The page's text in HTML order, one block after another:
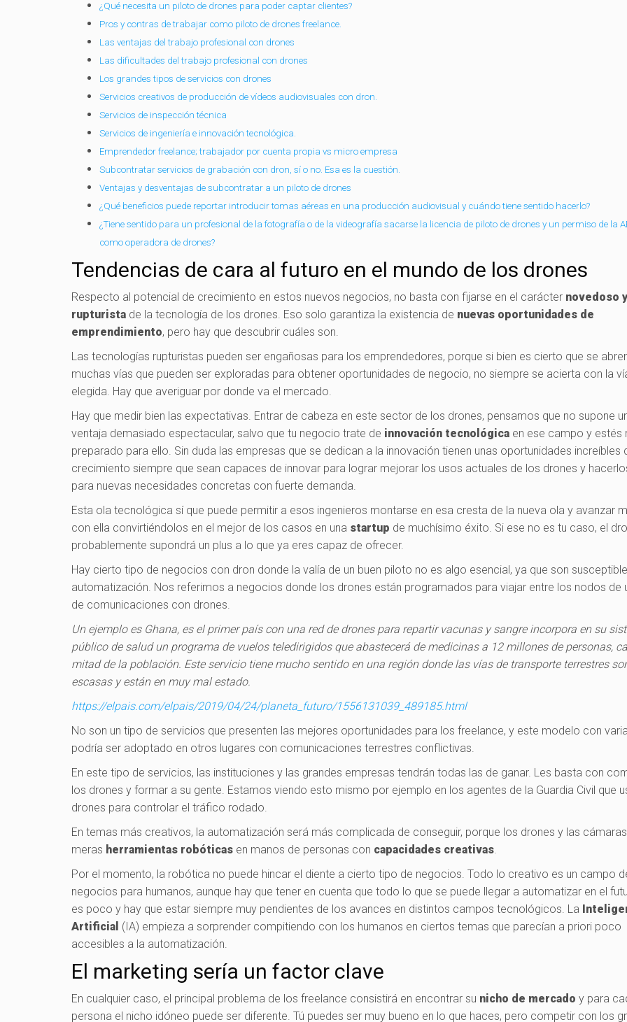
¿Qué necesita un piloto de drones para poder captar clientes?
Pros y contras de trabajar como piloto de drones freelance.
Las ventajas del trabajo profesional con drones
Las dificultades del trabajo profesional con drones
Los grandes tipos de servicios con drones
Servicios creativos de producción de vídeos audiovisuales con dron.
Servicios de inspección técnica
Servicios de ingeniería e innovación tecnológica.
Emprendedor freelance; trabajador por cuenta propia vs micro empresa
Subcontratar servicios de grabación con dron, sí o no. Esa es la cuestión.
Ventajas y desventajas de subcontratar a un piloto de drones
¿Qué beneficios puede reportar introducir tomas aéreas en una producción audiovisual y cuándo tiene sentido hacerlo?
¿Tiene sentido para un profesional de la fotografía o de la videografía sacarse la licencia de piloto de drones y un permiso de la
como operadora de drones?
Tendencias de cara al futuro en el mundo de los drones
Respecto al potencial de crecimiento en estos nuevos negocios, no basta con fijarse en el carácter novedoso y
rupturista de la tecnología de los drones. Eso solo garantiza la existencia de nuevas oportunidades de
emprendimiento, pero hay que descubrir cuáles son.
Las tecnologías rupturistas pueden ser engañosas para los emprendedores, porque si bien es cierto que se
muchas vías que pueden ser exploradas para obtener oportunidades de negocio, no siempre se acierta con la
elegida. Hay que averiguar por donde va el mercado.
Hay que medir bien las expectativas. Entrar de cabeza en este sector de los drones, pensamos que no supone
ventaja demasiado espectacular, salvo que tu negocio trate de innovación tecnológica en ese campo y estés
preparado para ello. Sin duda las empresas que se dedican a la innovación tienen unas oportunidades increíbles
crecimiento siempre que sean capaces de innovar para lograr mejorar los usos actuales de los drones y
para nuevas necesidades concretas con fuerte demanda.
Esta ola tecnológica sí que puede permitir a esos ingenieros montarse en esa cresta de la nueva ola y avanzar
con ella convirtiéndolos en el mejor de los casos en una startup de muchísimo éxito. Si ese no es tu caso, el
probablemente supondrá un plus a lo que ya eres capaz de ofrecer.
Hay cierto tipo de negocios con dron donde la valía de un buen piloto no es algo esencial, ya que son
automatización. Nos referimos a negocios donde los drones están programados para viajar entre los nodos de
de comunicaciones con drones.
Un ejemplo es Ghana, es el primer país con una red de drones para repartir vacunas y sangre incorpora en su
público de salud un programa de vuelos teledirigidos que abastecerá de medicinas a 12 millones de personas,
mitad de la población. Este servicio tiene mucho sentido en una región donde las vías de transporte terrestres
escasas y están en muy mal estado.
https://elpais.com/elpais/2019/04/24/planeta_futuro/1556131039_489185.html
No son un tipo de servicios que presenten las mejores oportunidades para los freelance, y este modelo con
podría ser adoptado en otros lugares con comunicaciones terrestres conflictivas.
En este tipo de servicios, las instituciones y las grandes empresas tendrán todas las de ganar. Les basta con
los drones y formar a su gente. Estamos viendo esto mismo por ejemplo en los agentes de la Guardia Civil que
drones para controlar el tráfico rodado.
En temas más creativos, la automatización será más complicada de conseguir, porque los drones y las
meras herramientas robóticas en manos de personas con capacidades creativas.
Por el momento, la robótica no puede hincar el diente a cierto tipo de negocios. Todo lo creativo es un campo
negocios para humanos, aunque hay que tener en cuenta que todo lo que se puede llegar a automatizar en el
es poco y hay que estar siempre muy pendientes de los avances en distintos campos tecnológicos. La
Artificial (IA) empieza a sorprender compitiendo con los humanos en ciertos temas que parecían a priori poco
accesibles a la automatización.
El marketing sería un factor clave
En cualquier caso, el principal problema de los freelance consistirá en encontrar su nicho de mercado y para
persona el nicho idóneo puede ser diferente. Tú puedes ser muy bueno en lo que haces, pero competir con los